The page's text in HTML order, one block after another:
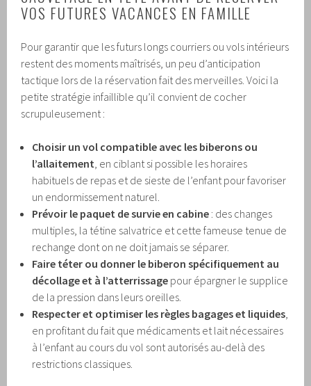
VOS FUTURES VACANCES EN FAMILLE
Pour garantir que les futurs longs courriers ou vols intérieurs
restent des moments maîtrisés, un peu d’anticipation
tactique lors de la réservation fait des merveilles. Voici la
petite stratégie infaillible qu’il convient de cocher
scrupuleusement :
Choisir un vol compatible avec les biberons ou
l’allaitement , en ciblant si possible les horaires
habituels de repas et de sieste de l’enfant pour favoriser
un endormissement naturel.
Prévoir le paquet de survie en cabine : des changes
multiples, la tétine salvatrice et cette fameuse tenue de
rechange dont on ne doit jamais se séparer.
Faire téter ou donner le biberon spécifiquement au
décollage et à l’atterrissage pour épargner le supplice
de la pression dans leurs oreilles.
Respecter et optimiser les règles bagages et liquides
en profitant du fait que médicaments et lait nécessaires
à l’enfant au cours du vol sont autorisés au-delà des
restrictions classiques.